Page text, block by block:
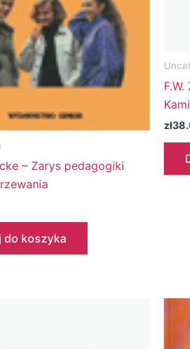
– Zarys pedagogiki
do koszyka
zł